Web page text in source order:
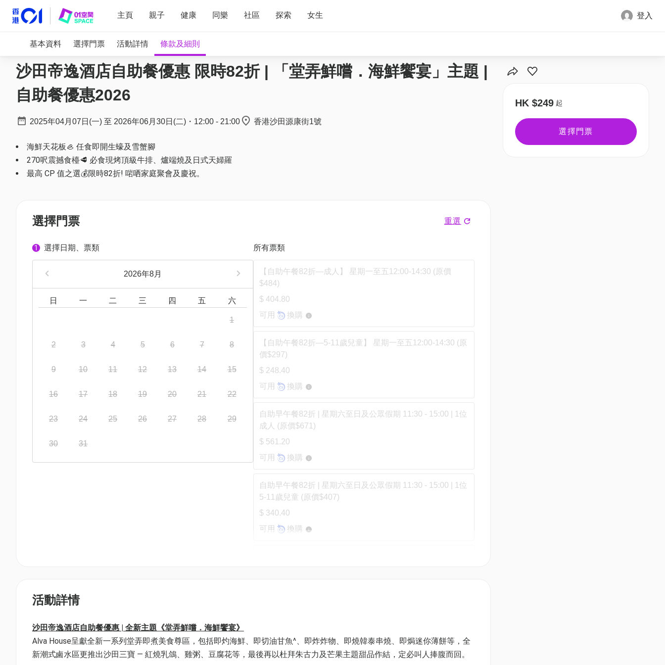
登入
主頁 親子 健康 同樂 社區 探索 女生
基本資料 選擇門票 活動詳情 條款及細則
沙田帝逸酒店自助餐優惠 限時82折 | 「堂弄鮮嚐．海鮮饗宴」主題 |
自助餐優惠2026
2025年04月07日(一) 至 2026年06月30日(二) ・ 12:00 - 21:00 香港沙田源康街1號
海鮮天花板🦪 任食即開生蠔及雪蟹腳
270呎震撼食檯🥩 必食現烤頂級牛排、爐端燒及日式天婦羅
最高 CP 值之選💰限時82折! 啱哂家庭聚會及慶祝。
選擇門票 重選
1 選擇日期、票類
2026年8月
日 一 二 三 四 五 六
1
2 3 4 5 6 7 8
9 10 11 12 13 14 15
16 17 18 19 20 21 22
23 24 25 26 27 28 29
30 31
所有票類
【自助午餐82折—成人】 星期一至五12:00-14:30 (原價
$484)
$ 404.80
可用
換購
【自助午餐82折—5-11歲兒童】 星期一至五12:00-14:30 (原
價$297)
$ 248.40
可用
換購
自助早午餐82折 | 星期六至日及公眾假期 11:30 - 15:00 | 1位
成人 (原價$671)
$ 561.20
可用
換購
自助早午餐82折 | 星期六至日及公眾假期 11:30 - 15:00 | 1位
5-11歲兒童 (原價$407)
$ 340.40
可用
換購
次輪 20:30-23:00 | 任食即開生蠔、堂灼海鮮、杜拜朱古力甜
品 （原價: $528）
活動詳情
沙田帝逸酒店自助餐優惠 | 全新主題《堂弄鮮嚐．海鮮饗宴》
Alva House呈獻全新一系列堂弄即煮美食尊區，包括即灼海鮮、即切油甘魚^、即炸炸物、即燒韓泰串燒、即焗迷你薄餅等，全
新潮式鹵水區更推出沙田三寶 — 紅燒乳鴿、雞粥、豆腐花等，最後再以杜拜朱古力及芒果主題甜品作結，定必叫人捧腹而回。
HK $249 起
選擇門票